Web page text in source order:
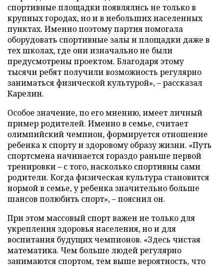
спортивные площадки появлялись не только в
крупных городах, но и в небольших населенных
пунктах. Именно поэтому партия помогала
оборудовать спортивные залы и площадки даже в
тех школах, где они изначально не были
предусмотрены проектом. Благодаря этому
тысячи ребят получили возможность регулярно
заниматься физической культурой», – рассказал
Карелин.
Особое значение, по его мнению, имеет личный
пример родителей. Именно в семье, считает
олимпийский чемпион, формируется отношение
ребенка к спорту и здоровому образу жизни. «Путь
спортсмена начинается гораздо раньше первой
тренировки – с того, насколько спортивны сами
родители. Когда физическая культура становится
нормой в семье, у ребенка значительно больше
шансов полюбить спорт», – пояснил он.
При этом массовый спорт важен не только для
укрепления здоровья населения, но и для
воспитания будущих чемпионов. «Здесь чистая
математика. Чем больше людей регулярно
занимаются спортом, тем выше вероятность, что